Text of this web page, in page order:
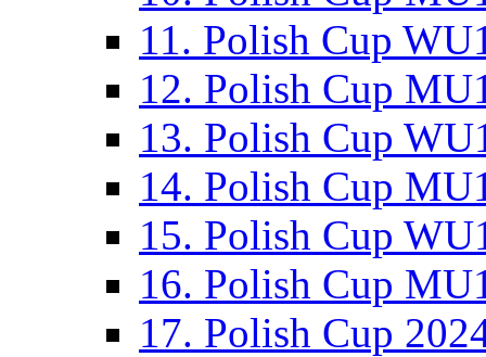
11. Polish Cup
12. Polish Cup
13. Polish Cup
14. Polish Cup
15. Polish Cup
16. Polish Cup
17. Polish Cup